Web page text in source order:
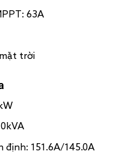
63A
trời
định: 151.6A/145.0A